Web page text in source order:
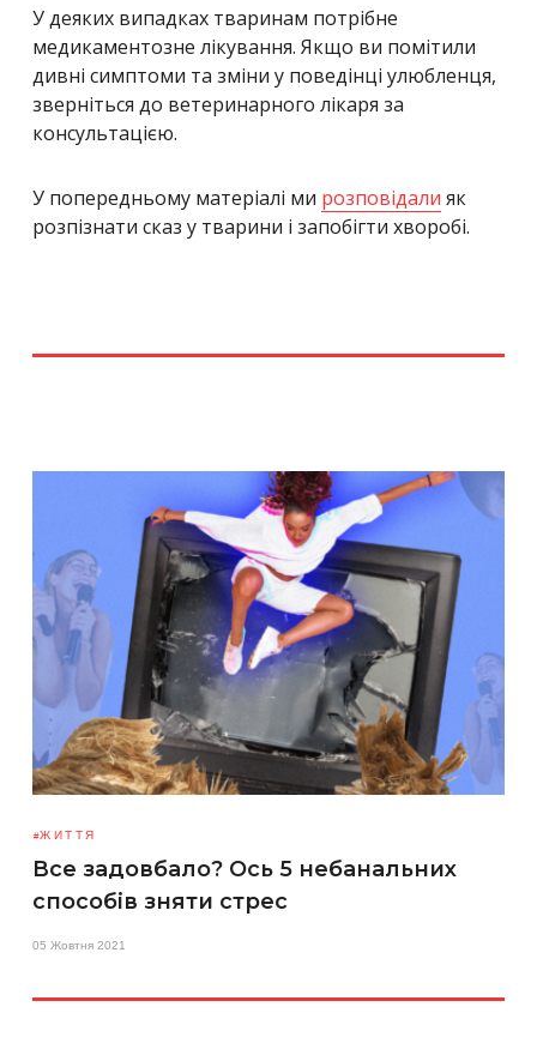
У деяких випадках тваринам потрібне
медикаментозне лікування. Якщо ви помітили
дивні симптоми та зміни у поведінці улюбленця,
зверніться до ветеринарного лікаря за
консультацією.
У попередньому матеріалі ми розповідали як
розпізнати сказ у тварини і запобігти хворобі.
ЖИТТЯ
Все задовбало? Ось 5 небанальних
способів зняти стрес
05 Жовтня 2021